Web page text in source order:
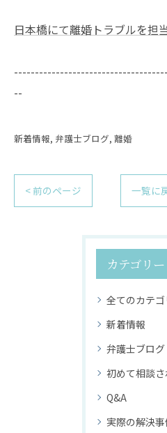
日本橋にて離婚トラブルを担
--
新着情報 弁護士ブログ 離婚
< 前のページ 一覧に
カテゴリー
全てのカテゴ
新着情報
弁護士ブログ
初めて相談
Q&A
実際の解決事